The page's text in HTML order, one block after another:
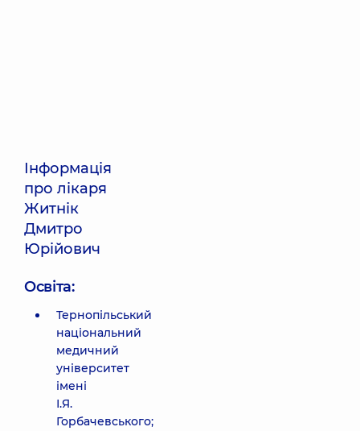
Інформація
про лікаря
Житнік
Дмитро
Юрійович
Освіта:
Тернопільський
національний
медичний
університет
імені
І.Я.
Горбачевського;